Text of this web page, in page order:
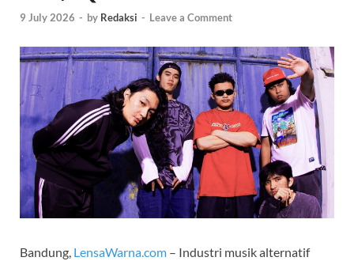
9 July 2026 - by Redaksi - Leave a Comment
Bandung, LensaWarna.com – Industri musik alternatif